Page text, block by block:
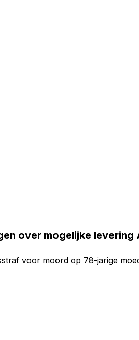
over mogelijke levering